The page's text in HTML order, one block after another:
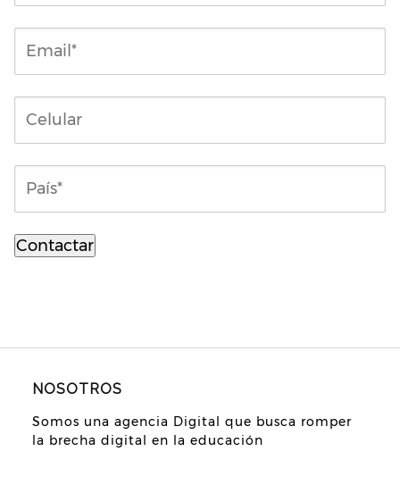
NOSOTROS
Somos una agencia Digital que busca romper
la brecha digital en la educación